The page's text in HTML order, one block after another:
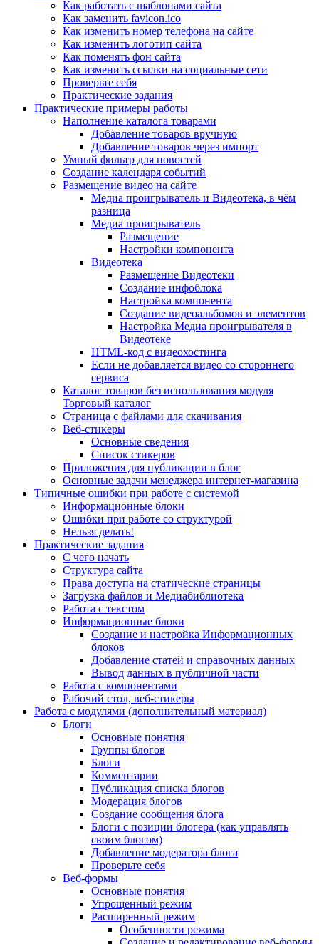
Как работать с шаблонами сайта
Как заменить favicon.ico
Как изменить номер телефона на сайте
Как изменить логотип сайта
Как поменять фон сайта
Как изменить ссылки на социальные сети
Проверьте себя
Практические задания
Практические примеры работы
Наполнение каталога товарами
Добавление товаров вручную
Добавление товаров через импорт
Умный фильтр для новостей
Создание календаря событий
Размещение видео на сайте
Медиа проигрыватель и Видеотека, в чём
разница
Медиа проигрыватель
Размещение
Настройки компонента
Видеотека
Размещение Видеотеки
Создание инфоблока
Настройка компонента
Создание видеоальбомов и элементов
Настройка Медиа проигрывателя в
Видеотеке
HTML-код с видеохостинга
Если не добавляется видео со стороннего
сервиса
Каталог товаров без использования модуля
Торговый каталог
Страница с файлами для скачивания
Веб-стикеры
Основные сведения
Список стикеров
Приложения для публикации в блог
Основные задачи менеджера интернет-магазина
Типичные ошибки при работе с системой
Информационные блоки
Ошибки при работе со структурой
Нельзя делать!
Практические задания
С чего начать
Структура сайта
Права доступа на статические страницы
Загрузка файлов и Медиабиблиотека
Работа с текстом
Информационные блоки
Создание и настройка Информационных
блоков
Добавление статей и справочных данных
Вывод данных в публичной части
Работа с компонентами
Рабочий стол, веб-стикеры
Работа с модулями (дополнительный материал)
Блоги
Основные понятия
Группы блогов
Блоги
Комментарии
Публикация списка блогов
Модерация блогов
Создание сообщения блога
Блоги с позиции блогера (как управлять
своим блогом)
Добавление модератора блога
Проверьте себя
Веб-формы
Основные понятия
Упрощенный режим
Расширенный режим
Особенности режима